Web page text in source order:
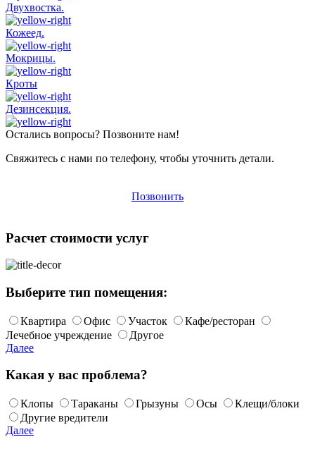
Двухвостка.
Кожеед.
Мокрицы.
Кроты
Дезинсекция.
Остались вопросы? Позвоните нам!
Свяжитесь с нами по телефону, чтобы уточнить детали.
Позвонить
Расчет стоимости услуг
Выберите тип помещения:
Квартира Офис Участок
Кафе/ресторан
Лечебное учреждение
Другое
Далее
Какая у вас проблема?
Клопы Тараканы Грызуны Осы
Клещи/блоки
Другие вредители
Далее